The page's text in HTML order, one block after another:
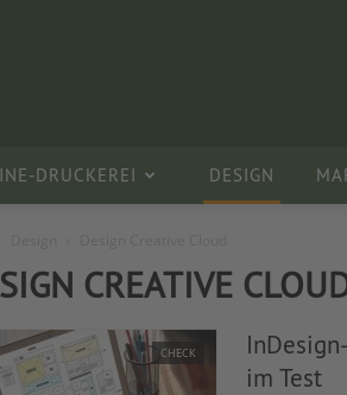
DRUCKEREI DESIGN
CREATIVE
CHECK
im Test